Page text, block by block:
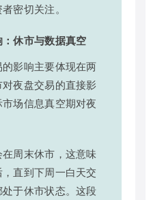
密切关注。
休市与数据真空
影响主要体现在两
夜盘交易的直接影
场信息真空期对夜
周末休市，这意味
直到下周一白天交
于休市状态。这段